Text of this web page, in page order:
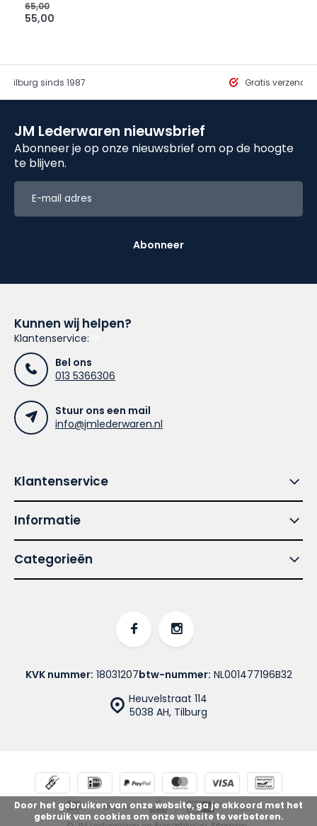
65,00
55,00
Tilburg sinds 1987 Gratis
JM Lederwaren nieuwsbrief
Abonneer je op onze nieuwsbrief om op de hoogte
te blijven.
Abonneer
Kunnen wij helpen?
Klantenservice:
Bel ons
013 5366306
Stuur ons een mail
info@jmlederwaren.nl
Klantenservice
Informatie
Categorieën
Heuvelstraat 114
5038 AH, Tilburg
KVK nummer: 18031207btw-nummer: NL001477196B32
Door het gebruiken van onze website, ga je akkoord met het
gebruik van cookies om onze website te verbeteren.